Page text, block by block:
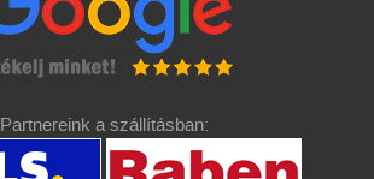
Partnereink a szállításban: